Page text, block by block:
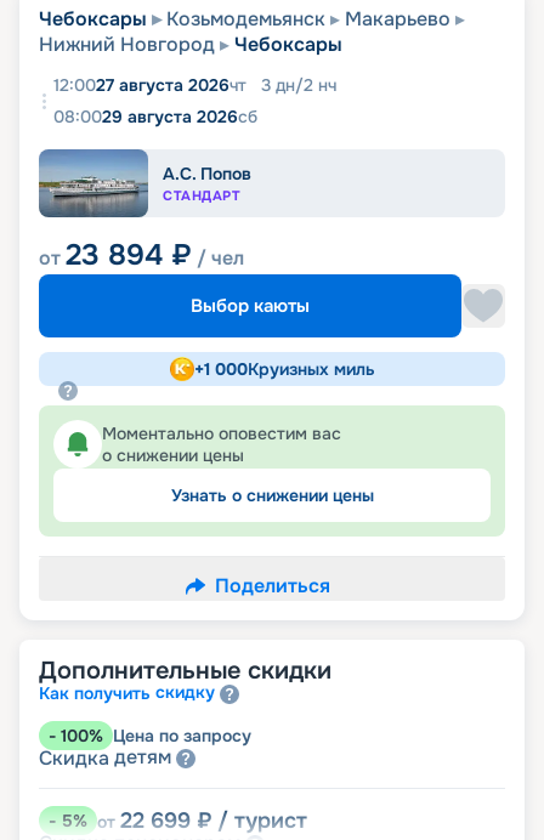
Чебоксары Козьмодемьянск
Макарьево
Нижний Новгород
Чебоксары
12:0027 августа 2026чт 3 дн/2 нч
08:0029 августа 2026сб
А.С. Попов
СТАНДАРТ
от23 894 ₽ / чел
Выбор каюты
+1 000Круизных миль
Моментально оповестим вас
о снижении цены
Узнать о снижении цены
Поделиться
Дополнительные скидки
Как получить скидку
- 100% Цена по запросу
Скидка детям
-5% от 22 699 ₽ / турист